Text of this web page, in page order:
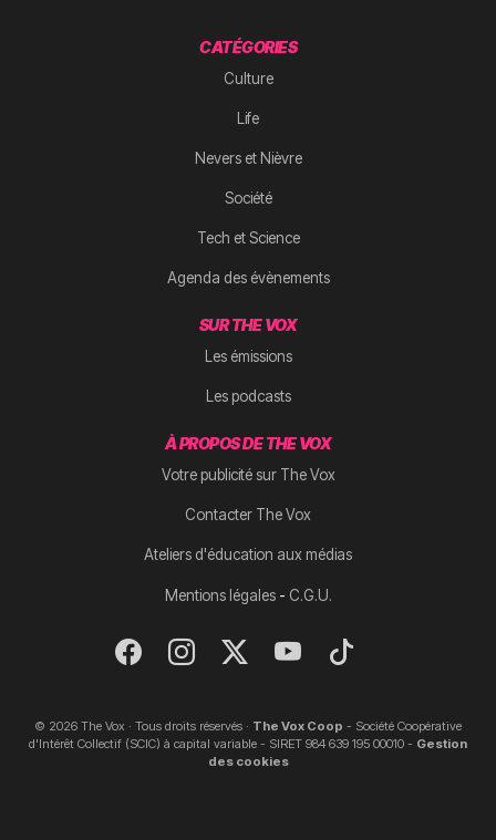
CATÉGORIES
Culture
Life
Nevers et Nièvre
Société
Tech et Science
Agenda des évènements
SUR THE VOX
Les émissions
Les podcasts
À PROPOS DE THE VOX
Votre publicité sur The Vox
Contacter The Vox
Ateliers d'éducation aux médias
Mentions légales- C.G.U.
© 2026 The Vox · Tous droits réservés · The Vox Coop - Société Coopérative
d'Intérêt Collectif (SCIC) à capital variable - SIRET 984 639 195 00010 - Gestion
des cookies